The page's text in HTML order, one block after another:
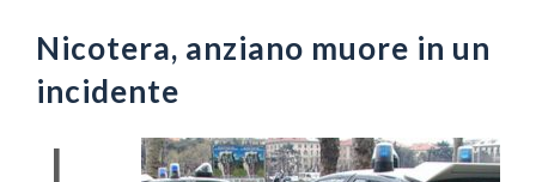
Nicotera, anziano muore in un
incidente